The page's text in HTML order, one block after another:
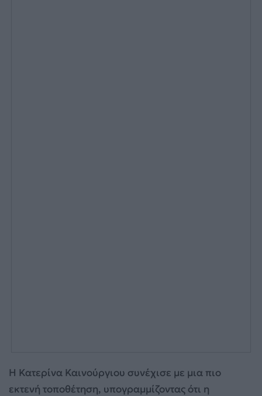
Η Κατερίνα Καινούργιου συνέχισε με μια πιο
εκτενή τοποθέτηση, υπογραμμίζοντας ότι η